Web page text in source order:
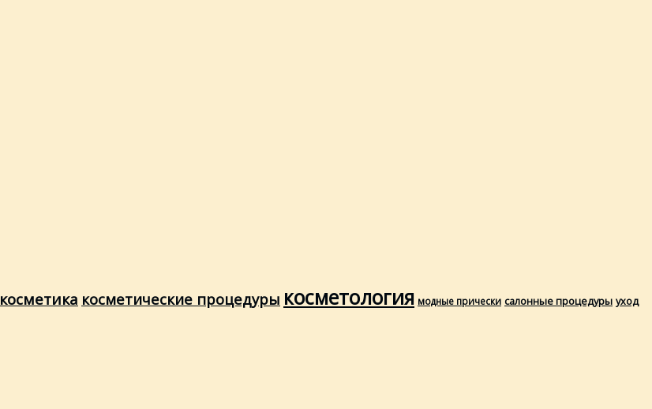
косметика косметические процедуры косметология модные прически салонные процедуры уход